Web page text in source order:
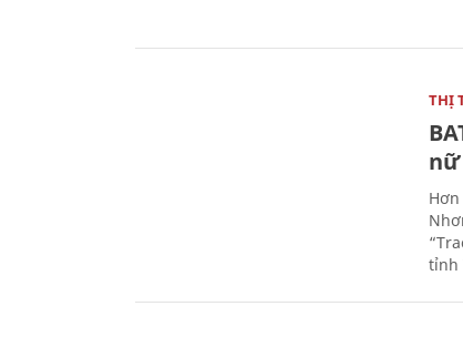
THỊ
nữ
tỉnh